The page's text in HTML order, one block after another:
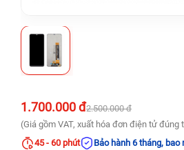
1.700.000 đ2.500.000 đ
(Giá gồm VAT, xuất hóa đơn điện tử đúng
45 - 60 phút
Bảo hành 6 tháng, bao